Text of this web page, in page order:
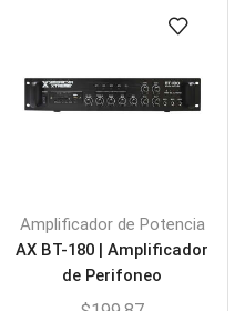
Amplificador de Potencia
AX BT-180 | Amplificador
de Perifoneo
USB/SB/FM/BLT 180W